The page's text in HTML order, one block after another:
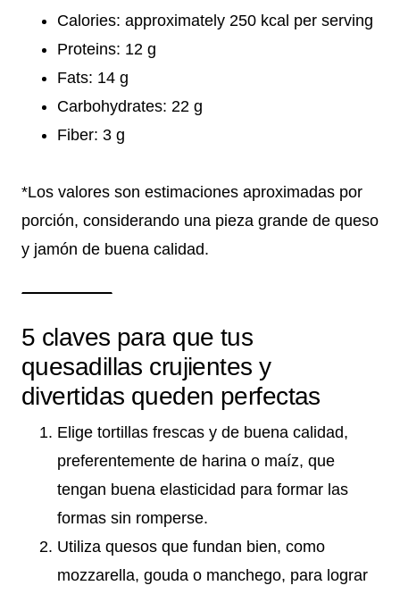
Calories: approximately 250 kcal per serving
Proteins: 12 g
Fats: 14 g
Carbohydrates: 22 g
Fiber: 3 g
*Los valores son estimaciones aproximadas por
porción, considerando una pieza grande de queso
y jamón de buena calidad.
5 claves para que tus
quesadillas crujientes y
divertidas queden perfectas
Elige tortillas frescas y de buena calidad,
preferentemente de harina o maíz, que
tengan buena elasticidad para formar las
formas sin romperse.
Utiliza quesos que fundan bien, como
mozzarella, gouda o manchego, para lograr